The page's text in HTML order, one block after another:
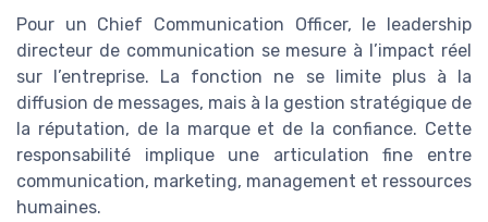
Pour un Chief Communication Officer, le leadership
directeur de communication se mesure à l’impact réel
sur l’entreprise. La fonction ne se limite plus à la
diffusion de messages, mais à la gestion stratégique de
la réputation, de la marque et de la confiance. Cette
responsabilité implique une articulation fine entre
communication, marketing, management et ressources
humaines.